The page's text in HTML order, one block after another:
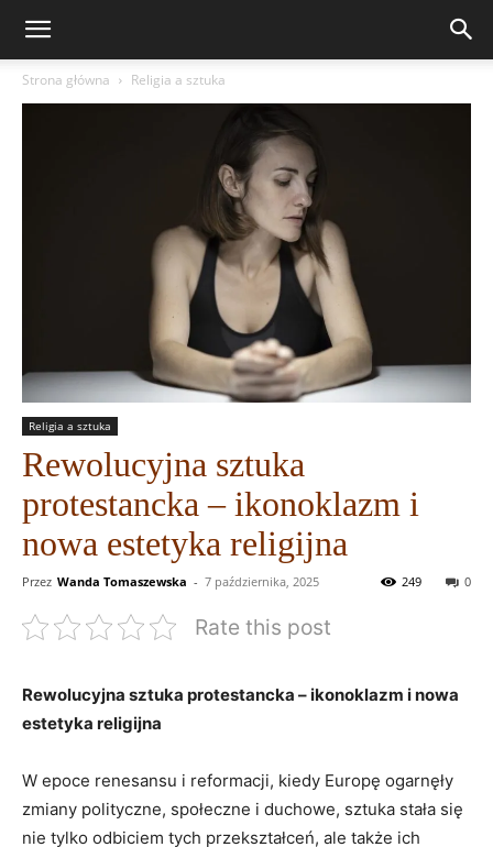
Strona główna Religia a sztuka
Religia a sztuka
Rewolucyjna sztuka
protestancka – ikonoklazm i
nowa estetyka religijna
Przez Wanda Tomaszewska - 7 października, 2025 0
249
Rate this post
Rewolucyjna sztuka protestancka – ikonoklazm i nowa
estetyka religijna
W epoce renesansu i reformacji, kiedy Europę ogarnęły
zmiany polityczne, społeczne i duchowe, sztuka stała się
nie tylko odbiciem tych przekształceń, ale także ich